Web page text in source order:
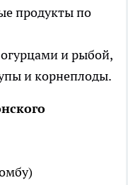
продукты по
и рыбой,
и корнеплоды.